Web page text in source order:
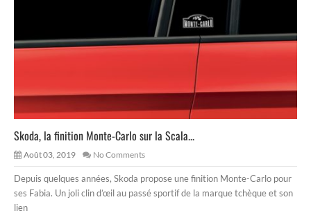
Skoda, la finition Monte-Carlo sur la Scala...
Août 03, 2019 No Comments
Depuis quelques années, Skoda propose une finition Monte-Carlo pour
ses Fabia. Un joli clin d’œil au passé sportif de la marque tchèque et son
lien